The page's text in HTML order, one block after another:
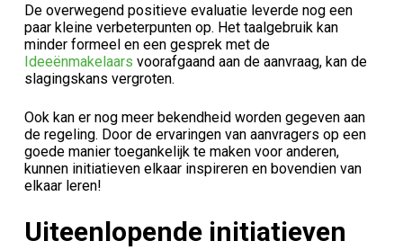
De overwegend positieve evaluatie leverde nog een
paar kleine verbeterpunten op. Het taalgebruik kan
minder formeel en een gesprek met de
Ideeënmakelaars voorafgaand aan de aanvraag, kan de
slagingskans vergroten.
Ook kan er nog meer bekendheid worden gegeven aan
de regeling. Door de ervaringen van aanvragers op een
goede manier toegankelijk te maken voor anderen,
kunnen initiatieven elkaar inspireren en bovendien van
elkaar leren!
Uiteenlopende initiatieven